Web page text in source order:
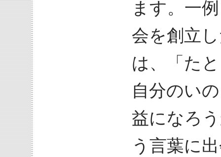
ます。一
会を創立
は、「た
自分のい
益になろ
う言葉に